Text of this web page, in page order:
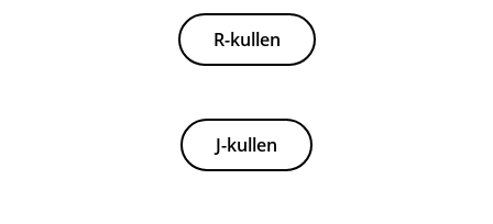
R-kullen
J-kullen